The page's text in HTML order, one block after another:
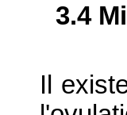
3.4
Il